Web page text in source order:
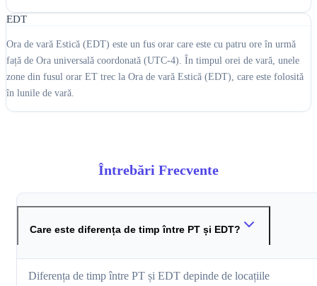
EDT
Ora de vară Estică (EDT) este un fus orar care este cu patru ore în urmă
față de Ora universală coordonată (UTC-4). În timpul orei de vară, unele
zone din fusul orar ET trec la Ora de vară Estică (EDT), care este folosită
în lunile de vară.
Întrebări Frecvente
Care este diferența de timp între PT și EDT?
Diferența de timp între PT și EDT depinde de locațiile